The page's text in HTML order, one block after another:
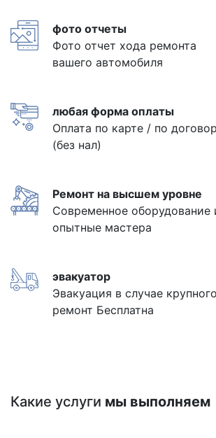
фото отчеты
Фото отчет хода ремонта
вашего автомобиля
любая форма оплаты
Оплата по карте / по
(без нал)
Ремонт на высшем уровне
Современное оборудование
опытные мастера
эвакуатор
Эвакуация в случае крупного
ремонт Бесплатна
Какие услуги мы выполняем